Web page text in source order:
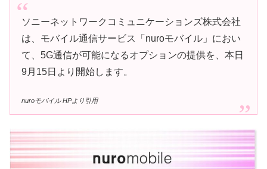
ソニーネットワークコミュニケーションズ株式会社
は、モバイル通信サービス「nuroモバイル」におい
て、5G通信が可能になるオプションの提供を、本日
9月15日より開始します。
nuroモバイル HPより引用